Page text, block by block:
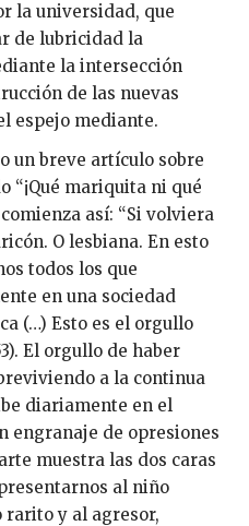
la universidad, que
de lubricidad la
la intersección
de las nuevas
espejo mediante.
un breve artículo sobre
mariquita ni qué
así: “Si volviera
O lesbiana. En esto
todos los que
en una sociedad
(…) Esto es el orgullo
El orgullo de haber
a la continua
diariamente en el
engranaje de opresiones
muestra las dos caras
al niño
y al agresor,